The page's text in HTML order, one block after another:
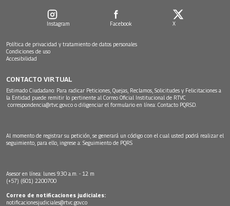
Instagram Facebook X
Política de privacidad y tratamiento de datos personales
Condiciones de uso
Accesibilidad
CONTACTO VIRTUAL
Estimado Ciudadano: Para radicar Peticiones, Quejas, Reclamos, Solicitudes y Felicitaciones a
la Entidad puede remitir lo pertinente al Correo Oficial Institucional de RTVC
correspondencia@rtvc.gov.co o diligenciar el formulario en línea: Contacto PQRSD.
Al momento de registrar su petición, se generará un código con el cual usted podrá realizar el
seguimiento, para ello, ingrese a: Seguimiento de PQRS
Asesor en línea: lunes 9:30 a.m. - 12 m
(+57) (601) 2200700
Correo de notificaciones judiciales:
notificacionesjudiciales@rtvc.gov.co